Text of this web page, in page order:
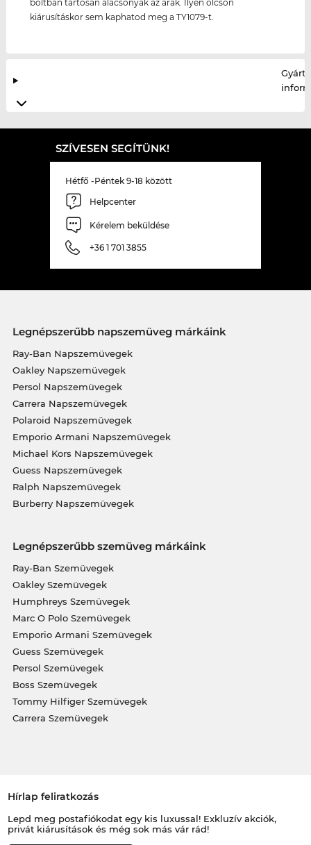
boltban tartósan alacsonyak az árak. Ilyen olcsón
kiárusításkor sem kaphatod meg a TY1079-t.
SZÍVESEN SEGÍTÜNK!
Hétfő -Péntek 9-18 között
Helpcenter
Kérelem beküldése
+36 1 701 3855
Legnépszerűbb napszemüveg márkáink
Ray-Ban Napszemüvegek
Oakley Napszemüvegek
Persol Napszemüvegek
Carrera Napszemüvegek
Polaroid Napszemüvegek
Emporio Armani Napszemüvegek
Michael Kors Napszemüvegek
Guess Napszemüvegek
Ralph Napszemüvegek
Burberry Napszemüvegek
Legnépszerűbb szemüveg márkáink
Ray-Ban Szemüvegek
Oakley Szemüvegek
Humphreys Szemüvegek
Marc O Polo Szemüvegek
Emporio Armani Szemüvegek
Guess Szemüvegek
Persol Szemüvegek
Boss Szemüvegek
Tommy Hilfiger Szemüvegek
Carrera Szemüvegek
Hírlap feliratkozás
Lepd meg postafiókodat egy kis luxussal! Exkluzív akciók,
privát kiárusítások és még sok más vár rád!